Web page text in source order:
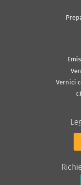
Vernici